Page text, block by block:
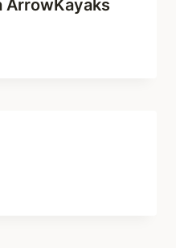
ArrowKayaks